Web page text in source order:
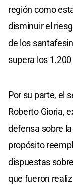
región como
disminuir el
de los
supera los
Por su parte, el
Roberto Gioria,
defensa sobre
propósito
dispuestas
que fueron